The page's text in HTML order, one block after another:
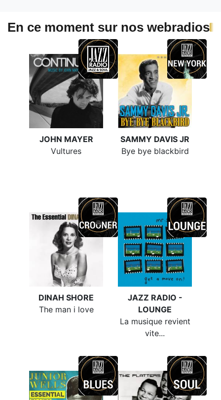
En ce moment sur nos webradios
JOHN MAYER
Vultures
SAMMY DAVIS JR
Bye bye blackbird
DINAH SHORE
The man i love
JAZZ RADIO -
LOUNGE
La musique revient
vite...